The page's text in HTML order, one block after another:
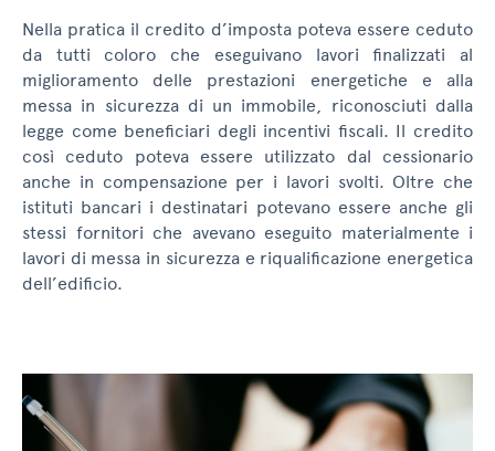
Nella pratica il credito d’imposta poteva essere ceduto
da tutti coloro che eseguivano lavori finalizzati al
miglioramento delle prestazioni energetiche e alla
messa in sicurezza di un immobile, riconosciuti dalla
legge come beneficiari degli incentivi fiscali. Il credito
così ceduto poteva essere utilizzato dal cessionario
anche in compensazione per i lavori svolti. Oltre che
istituti bancari i destinatari potevano essere anche gli
stessi fornitori che avevano eseguito materialmente i
lavori di messa in sicurezza e riqualificazione energetica
dell’edificio.